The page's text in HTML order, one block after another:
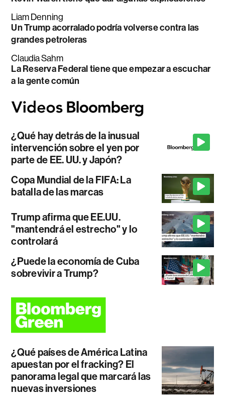
Liam Denning
Un Trump acorralado podría volverse contra las
grandes petroleras
Claudia Sahm
La Reserva Federal tiene que empezar a escuchar
a la gente común
¿Qué hay detrás de la inusual
intervención sobre el yen por
parte de EE. UU. y Japón?
Copa Mundial de la FIFA: La
batalla de las marcas
Trump afirma que EE.UU.
"mantendrá el estrecho" y lo
controlará
¿Puede la economía de Cuba
sobrevivir a Trump?
¿Qué países de América Latina
apuestan por el fracking? El
panorama legal que marcará las
nuevas inversiones